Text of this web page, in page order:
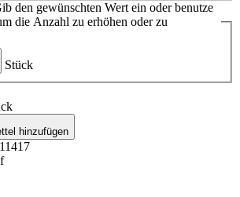
den gewünschten Wert ein oder benutze
die Anzahl zu erhöhen oder zu
Stück
hinzufügen